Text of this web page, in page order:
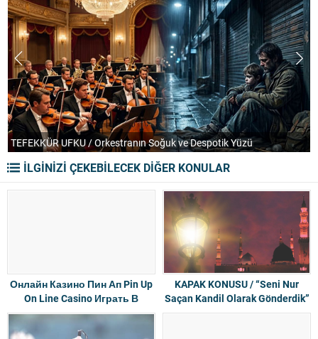
TEFEKKÜR UFKU / Orkestranın Soğuk ve Despotik Yüzü
İLGİNİZİ ÇEKEBİLECEK DİĞER KONULAR
Онлайн Казино Пин Ап Pin Up
On Line Casino Играть В
Игровые Автоматы На
Деньги На Официальном
KAPAK KONUSU / “Seni Nur
Saçan Kandil Olarak Gönderdik”